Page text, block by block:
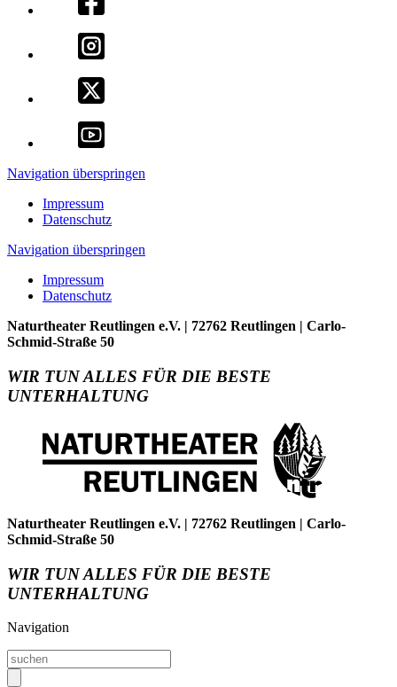
Navigation überspringen
Impressum
Datenschutz
Navigation überspringen
Impressum
Datenschutz
Naturtheater Reutlingen e.V. | 72762 Reutlingen | Carlo-
Schmid-Straße 50
WIR TUN ALLES FÜR DIE BESTE
UNTERHALTUNG
Naturtheater Reutlingen e.V. | 72762 Reutlingen | Carlo-
Schmid-Straße 50
WIR TUN ALLES FÜR DIE BESTE
UNTERHALTUNG
Navigation